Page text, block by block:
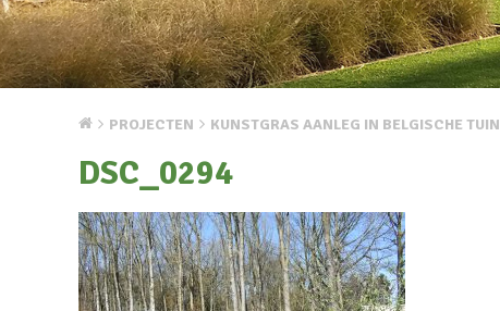
PROJECTEN KUNSTGRAS AANLEG IN BELGISCHE TUIN
DSC_0294